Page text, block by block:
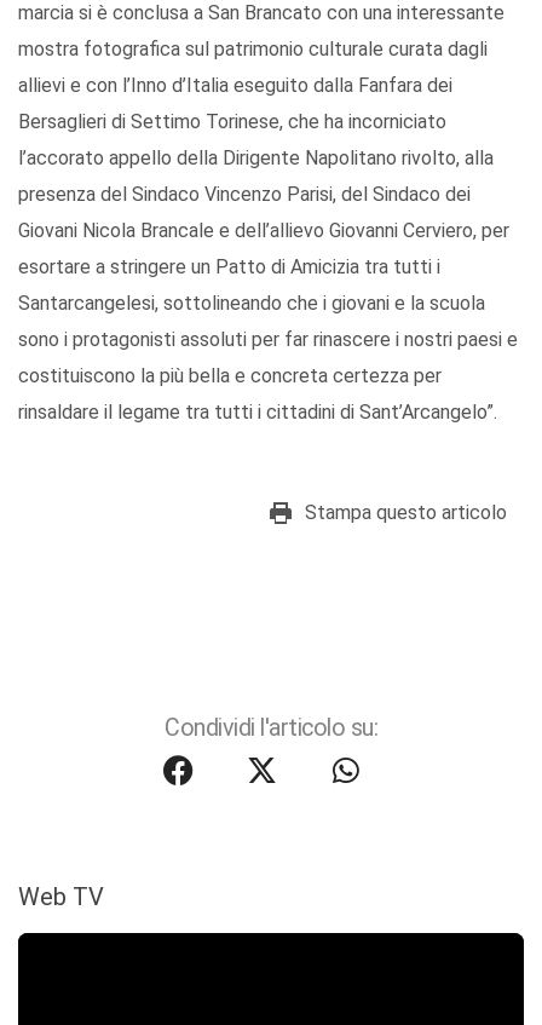
marcia si è conclusa a San Brancato con una interessante
mostra fotografica sul patrimonio culturale curata dagli
allievi e con l’Inno d’Italia eseguito dalla Fanfara dei
Bersaglieri di Settimo Torinese, che ha incorniciato
l’accorato appello della Dirigente Napolitano rivolto, alla
presenza del Sindaco Vincenzo Parisi, del Sindaco dei
Giovani Nicola Brancale e dell’allievo Giovanni Cerviero, per
esortare a stringere un Patto di Amicizia tra tutti i
Santarcangelesi, sottolineando che i giovani e la scuola
sono i protagonisti assoluti per far rinascere i nostri paesi e
costituiscono la più bella e concreta certezza per
rinsaldare il legame tra tutti i cittadini di Sant’Arcangelo”.
Stampa questo articolo
Condividi l'articolo su:
Web TV